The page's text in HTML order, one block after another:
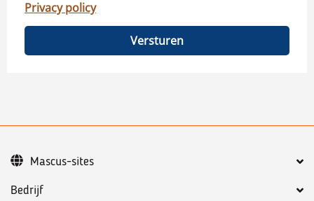
Privacy policy
Versturen
Bedrijf
Mascus-sites